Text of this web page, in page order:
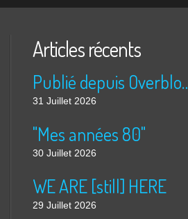
Articles récents
Publié
31 Juillet 2026
"Mes années 80"
30 Juillet 2026
WE ARE [still] HERE
29 Juillet 2026